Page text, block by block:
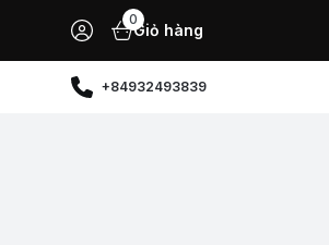
0
Giỏ hàng
+84932493839